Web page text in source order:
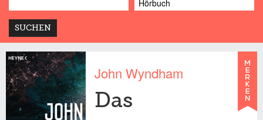
John Wyndham
Das